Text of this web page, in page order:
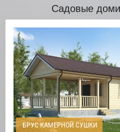
Садовые
БРУС КАМЕРНОЙ СУШКИ